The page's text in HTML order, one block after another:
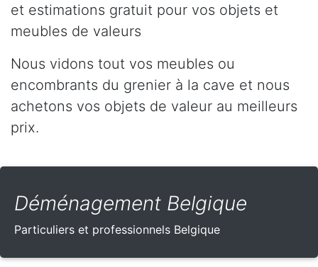
et estimations gratuit pour vos objets et
meubles de valeurs
Nous vidons tout vos meubles ou
encombrants du grenier à la cave et nous
achetons vos objets de valeur au meilleurs
prix.
Déménagement Belgique
Particuliers et professionnels Belgique